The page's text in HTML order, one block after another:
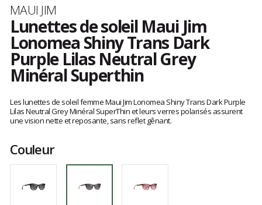
Marque
MAUI JIM
Lunettes de soleil Maui Jim
Lonomea Shiny Trans Dark
Purple Lilas Neutral Grey
Minéral Superthin
avis
clients
Les lunettes de soleil femme Maui Jim Lonomea Shiny Trans Dark Purple
Lilas Neutral Grey Minéral SuperThin et leurs verres polarisés assurent
une vision nette et reposante, sans reflet gênant.
Couleur